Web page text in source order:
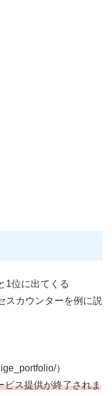
1位に出てくる
スカウンターを例に説
）
ビス提供が終了されま